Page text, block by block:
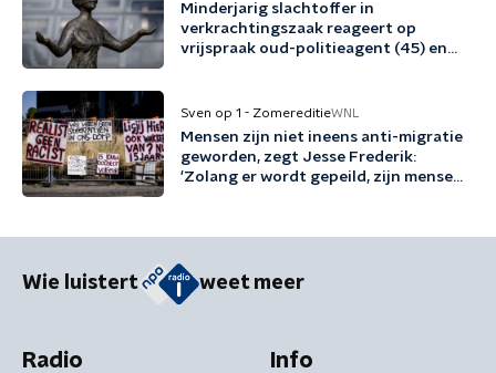
Minderjarig slachtoffer in
verkrachtingszaak reageert op
vrijspraak oud-politieagent (45) en
Sven op 1 - ZomereditieWNL
Mensen zijn niet ineens anti-migratie
geworden, zegt Jesse Frederik:
'Zolang er wordt gepeild, zijn mensen
Wie luistert weet meer
Radio Info